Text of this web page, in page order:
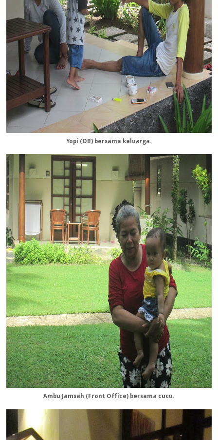
Yopi (OB) bersama keluarga.
Ambu Jamsah (Front Office) bersama cucu.